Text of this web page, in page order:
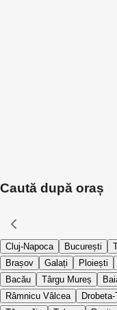
Caută după oraș
Cluj-Napoca București
Brașov
Galați Ploiești
Bacău
Târgu Mureș
Râmnicu Vâlcea